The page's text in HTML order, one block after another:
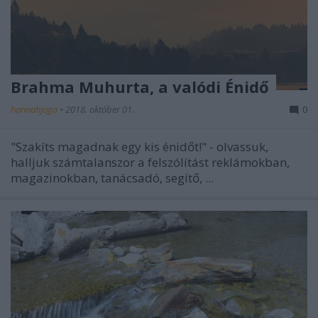
Brahma Muhurta, a valódi Énidő
hannahjoga • 2018. október 01. 0
"Szakíts magadnak egy kis énidőt!" - olvassuk,
halljuk számtalanszor a felszólítást reklámokban,
magazinokban, tanácsadó, segítő, ...